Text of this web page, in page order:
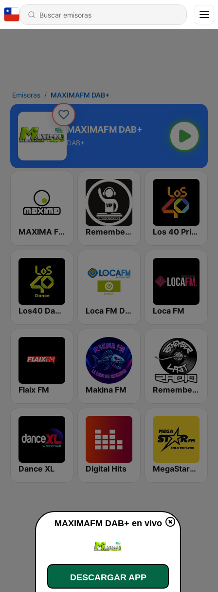
Emisoras MAXIMAFM DAB+
MAXIMAFM DAB+
DAB+
MAXIMA FM Remember Vip Dance Los 40 Principales
Los40 Dance Loca FM Dance Loca FM
Flaix FM Makina FM Remember Last Radio
Dance XL Digital Hits MegaStarFM
MAXIMAFM DAB+ en vivo
DESCARGAR APP